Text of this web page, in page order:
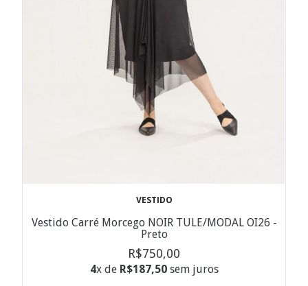
VESTIDO
Vestido Carré Morcego NOIR TULE/MODAL OI26 -
Preto
R$750,00
4x de R$187,50sem juros